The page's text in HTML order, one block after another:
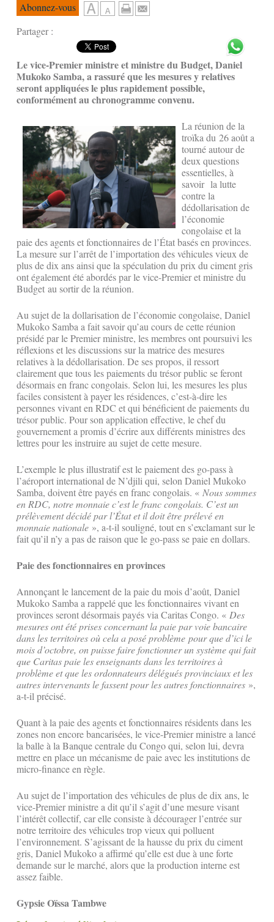
Abonnez-vous
Partager :
Le vice-Premier ministre et ministre du Budget, Daniel
Mukoko Samba, a rassuré que les mesures y relatives
seront appliquées le plus rapidement possible,
conformément au chronogramme convenu.
La réunion de la
troïka du 26 août a
tourné autour de
deux questions
essentielles, à
savoir la lutte
contre la
dédollarisation de
l’économie
congolaise et la
paie des agents et fonctionnaires de l’État basés en provinces.
La mesure sur l’arrêt de l’importation des véhicules vieux de
plus de dix ans ainsi que la spéculation du prix du ciment gris
ont également été abordés par le vice-Premier et ministre du
Budget au sortir de la réunion.
Au sujet de la dollarisation de l’économie congolaise, Daniel
Mukoko Samba a fait savoir qu’au cours de cette réunion
présidé par le Premier ministre, les membres ont poursuivi les
réflexions et les discussions sur la matrice des mesures
relatives à la dédollarisation. De ses propos, il ressort
clairement que tous les paiements du trésor public se feront
désormais en franc congolais. Selon lui, les mesures les plus
faciles consistent à payer les résidences, c’est-à-dire les
personnes vivant en RDC et qui bénéficient de paiements du
trésor public. Pour son application effective, le chef du
gouvernement a promis d’écrire aux différents ministres des
lettres pour les instruire au sujet de cette mesure.
L’exemple le plus illustratif est le paiement des go-pass à
l’aéroport international de N’djili qui, selon Daniel Mukoko
Samba, doivent être payés en franc congolais. « Nous sommes
en RDC, notre monnaie c’est le franc congolais. C’est un
prélèvement décidé par l’État et il doit être prélevé en
monnaie nationale », a-t-il souligné, tout en s’exclamant sur le
fait qu’il n’y a pas de raison que le go-pass se paie en dollars.
Paie des fonctionnaires en provinces
Annonçant le lancement de la paie du mois d’août, Daniel
Mukoko Samba a rappelé que les fonctionnaires vivant en
provinces seront désormais payés via Caritas Congo. « Des
mesures ont été prises concernant la paie par voie bancaire
dans les territoires où cela a posé problème pour que d’ici le
mois d’octobre, on puisse faire fonctionner un système qui fait
que Caritas paie les enseignants dans les territoires à
problème et que les ordonnateurs délégués provinciaux et les
autres intervenants le fassent pour les autres fonctionnaires »,
a-t-il précisé.
Quant à la paie des agents et fonctionnaires résidents dans les
zones non encore bancarisées, le vice-Premier ministre a lancé
la balle à la Banque centrale du Congo qui, selon lui, devra
mettre en place un mécanisme de paie avec les institutions de
micro-finance en règle.
Au sujet de l’importation des véhicules de plus de dix ans, le
vice-Premier ministre a dit qu’il s’agit d’une mesure visant
l’intérêt collectif, car elle consiste à décourager l’entrée sur
notre territoire des véhicules trop vieux qui polluent
l’environnement. S’agissant de la hausse du prix du ciment
gris, Daniel Mukoko a affirmé qu’elle est due à une forte
demande sur le marché, alors que la production interne est
assez faible.
Gypsie Oïssa Tambwe